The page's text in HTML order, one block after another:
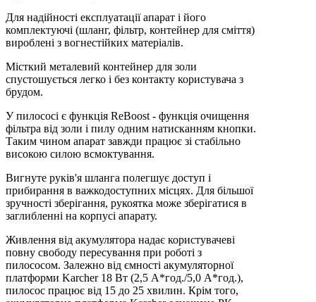
Для надійності експлуатації апарат і його
комплектуючі (шланг, фільтр, контейнер для сміття)
вироблені з вогнестійких матеріалів.
Місткий металевий контейнер для золи
спустошується легко і без контакту користувача з
брудом.
У пилососі є функція ReBoost - функція очищення
фільтра від золи і пилу одним натисканням кнопки.
Таким чином апарат завжди працює зі стабільно
високою силою всмоктування.
Вигнуте руків'я шланга полегшує доступ і
прибирання в важкодоступних місцях. Для більшої
зручності зберігання, рукоятка може зберігатися в
заглибленні на корпусі апарату.
Живлення від акумулятора надає користувачеві
повну свободу пересування при роботі з
пилососом. Залежно від ємності акумуляторної
платформи Karcher 18 Вт (2,5 А*год./5,0 А*год.),
пилосос працює від 15 до 25 хвилин. Крім того,